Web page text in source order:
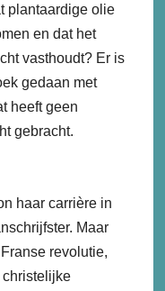
plantaardige olie
en dat het
vasthoudt? Er is
gedaan met
heeft geen
gebracht.
haar carrière in
Maar
revolutie,
christelijke